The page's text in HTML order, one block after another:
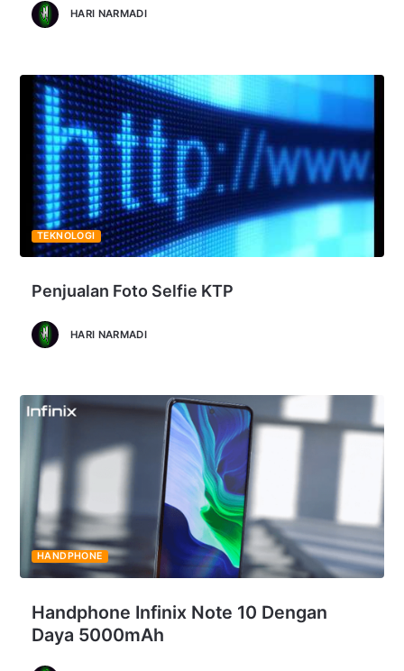
HARI NARMADI
Penjualan Foto Selfie KTP
HARI NARMADI
TEKNOLOGI
Handphone Infinix Note 10 Dengan
Daya 5000mAh
HANDPHONE